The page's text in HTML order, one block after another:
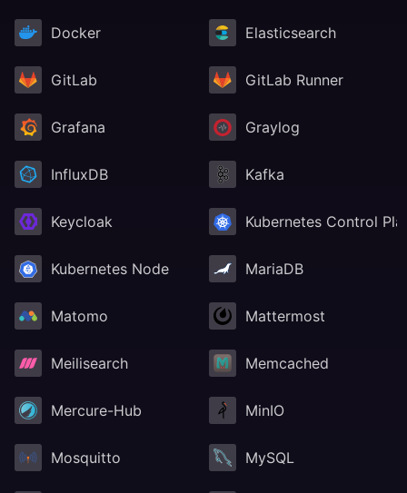
Docker Elasticsearch
GitLab GitLab Runner
Grafana Graylog
InfluxDB Kafka
Keycloak Kubernetes Control
Kubernetes Node MariaDB
Matomo Mattermost
Meilisearch Memcached
Mercure-Hub MinIO
Mosquitto MySQL